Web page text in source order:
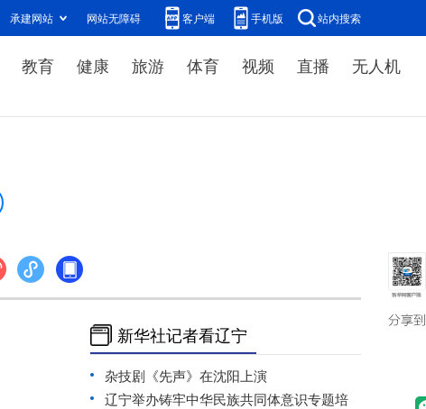
承建网站 网站无障碍 客户端 手机版 站内搜索
教育 健康 旅游 体育 视频 直播 无人机
新华社记者看辽宁
杂技剧《先声》在沈阳上演
辽宁举办铸牢中华民族共同体意识专题培